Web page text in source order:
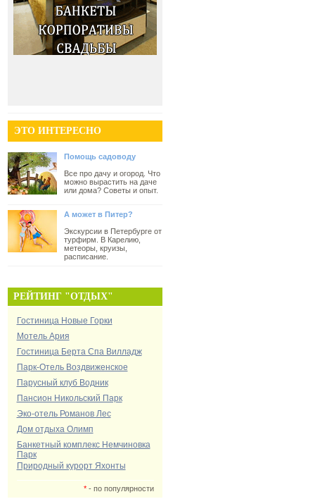
ЭТО ИНТЕРЕСНО
Помощь садоводу
Все про дачу и огород. Что
можно вырастить на даче
или дома? Советы и опыт.
А может в Питер?
Экскурсии в Петербурге от
турфирм. В Карелию,
метеоры, круизы,
расписание.
РЕЙТИНГ "ОТДЫХ"
Гостиница Новые Горки
Мотель Ария
Гостиница Берта Спа Вилладж
Парк-Отель Воздвиженское
Парусный клуб Водник
Пансион Никольский Парк
Эко-отель Романов Лес
Дом отдыха Олимп
Банкетный комплекс Немчиновка
Парк
Природный курорт Яхонты
*- по популярности